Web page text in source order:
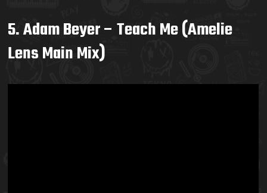
5. Adam Beyer – Teach Me (Amelie
Lens Main Mix)